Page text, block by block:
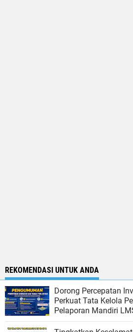
REKOMENDASI UNTUK ANDA
Dorong Percepatan
Perkuat Tata Kelola
Pelaporan Mandiri